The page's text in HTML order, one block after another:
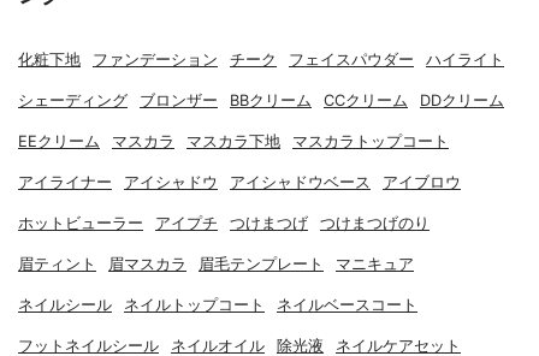
化粧下地 ファンデーション チーク フェイスパウダー ハイライト
シェーディング ブロンザー BBクリーム CCクリーム DDクリーム
EEクリーム マスカラ マスカラ下地 マスカラトップコート
アイライナー アイシャドウ アイシャドウベース アイブロウ
ホットビューラー アイプチ つけまつげ つけまつげのり
眉ティント 眉マスカラ 眉毛テンプレート マニキュア
ネイルシール ネイルトップコート ネイルベースコート
フットネイルシール ネイルオイル 除光液 ネイルケアセット